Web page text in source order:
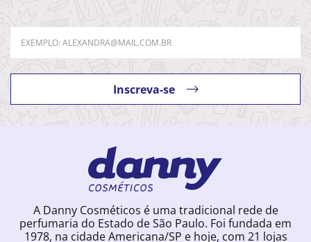
Inscreva-se
A Danny Cosméticos é uma tradicional rede de
perfumaria do Estado de São Paulo. Foi fundada em
1978, na cidade Americana/SP e hoje, com 21 lojas